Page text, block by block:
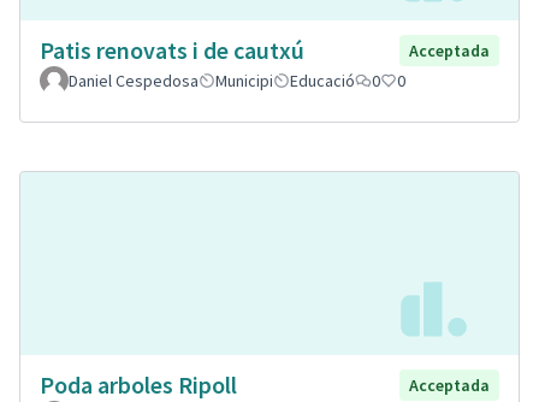
Patis renovats i de cautxú
Acceptada
Daniel Cespedosa
Municipi Educació 0 0
Poda arboles Ripoll
Acceptada